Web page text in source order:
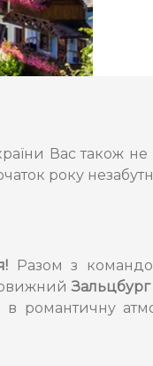
Вас також
року
Разом з
Зальцбург
романтичну